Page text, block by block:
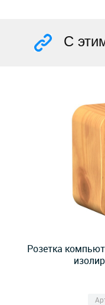
С
Розетка